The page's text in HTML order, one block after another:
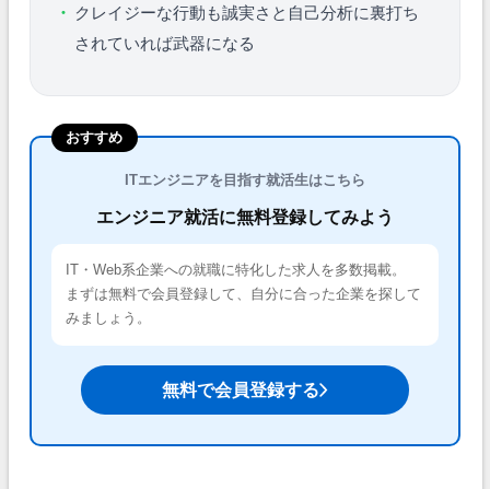
クレイジーな行動も誠実さと自己分析に裏打ち
されていれば武器になる
おすすめ
ITエンジニアを目指す就活生はこちら
エンジニア就活に無料登録してみよう
IT・Web系企業への就職に特化した求人を多数掲載。
まずは無料で会員登録して、自分に合った企業を探して
みましょう。
無料で会員登録する